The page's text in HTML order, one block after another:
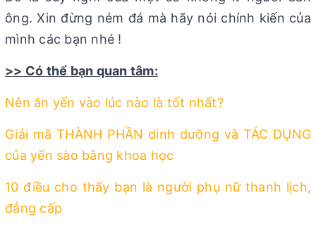
ông. Xin đừng ném đá mà hãy nói chính kiến của
mình các bạn nhé !
>> Có thể bạn quan tâm:
Nên ăn yến vào lúc nào là tốt nhất?
Giải mã THÀNH PHẦN dinh dưỡng và TÁC DỤNG
của yến sào bằng khoa học
10 điều cho thấy bạn là người phụ nữ thanh lịch,
đẳng cấp